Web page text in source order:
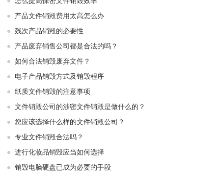
产品文件销毁费用太高怎么办
残次产品销毁的必要性
产品废弃销售公司都是合法的吗？
如何合法销毁废弃文件？
电子产品销毁方式及销毁程序
纸质文件销毁的注意事项
文件销毁公司的涉密文件销毁是做什么的？
您应该选择什么样的文件销毁公司？
专业文件销毁合法吗？
进行化妆品销毁应当如何选择
销毁电脑硬盘已成为必要的手段